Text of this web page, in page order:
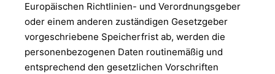
Europäischen Richtlinien- und Verordnungsgeber
oder einem anderen zuständigen Gesetzgeber
vorgeschriebene Speicherfrist ab, werden die
personenbezogenen Daten routinemäßig und
entsprechend den gesetzlichen Vorschriften